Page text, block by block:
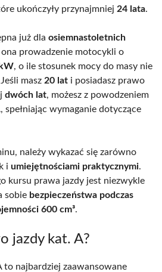
ukończyły przynajmniej 24 lata.
już dla osiemnastoletnich
prowadzenie motocykli o
, o ile stosunek mocy do masy nie
masz 20 lat i posiadasz prawo
dwóch lat, możesz z powodzeniem
spełniając wymaganie dotyczące
należy wykazać się zarówno
i umiejętnościami praktycznymi.
kursu prawa jazdy jest niezwykle
sobie bezpieczeństwa podczas
600 cm³.
jazdy kat. A?
to najbardziej zaawansowane